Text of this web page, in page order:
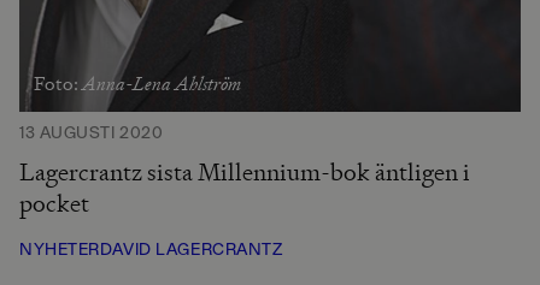
Foto:Anna-Lena Ahlström
13 AUGUSTI 2020
Lagercrantz sista Millennium-bok äntligen i
pocket
NYHETERDAVID LAGERCRANTZ